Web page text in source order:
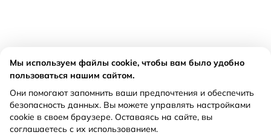
Мы используем файлы cookie, чтобы вам было удобно
пользоваться нашим сайтом.
Они помогают запомнить ваши предпочтения и обеспечить
безопасность данных. Вы можете управлять настройками
cookie в своем браузере. Оставаясь на сайте, вы
соглашаетесь с их использованием.